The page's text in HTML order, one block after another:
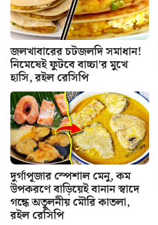
জলখাবারের চটজলদি সমাধান!
নিমেষেই ফুটবে বাচ্চা’র মুখে
হাসি, রইল রেসিপি
দুর্গাপূজার স্পেশাল মেনু, কম
উপকরণে বাড়িয়েই বানান স্বাদে
গন্ধে অতুলনীয় মৌরি কাতলা,
রইল রেসিপি